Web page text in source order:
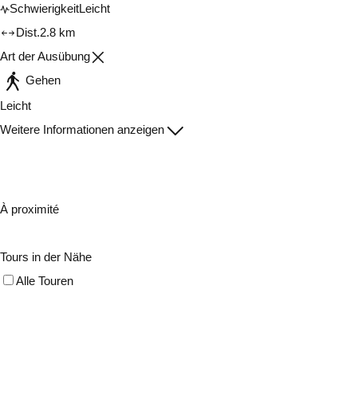
SchwierigkeitLeicht
Dist.2.8 km
Art der Ausübung
Gehen
Leicht
Weitere Informationen anzeigen
À proximité
Tours in der Nähe
Alle Touren